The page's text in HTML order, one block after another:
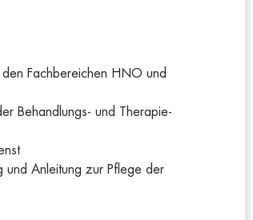
Fachbereichen HNO und
Behandlungs- und Therapie­
und Anleitung zur Pflege der